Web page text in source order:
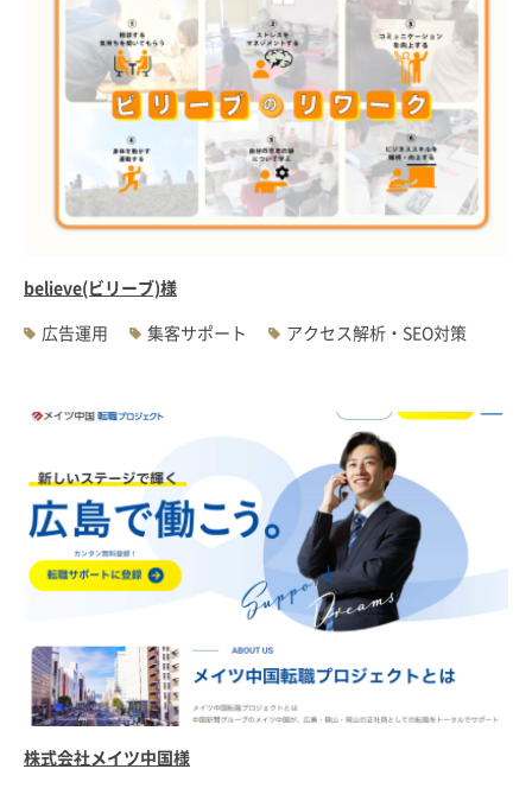
believe(ビリーブ)様
広告運用
集客サポート アクセス解析・SEO対策
株式会社メイツ中国様